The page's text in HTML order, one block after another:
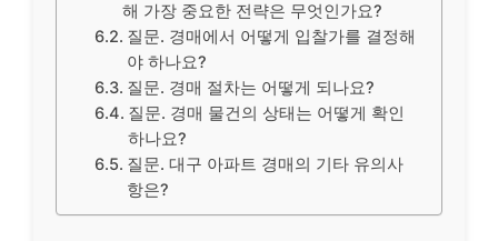
해 가장 중요한 전략은 무엇인가요?
질문. 경매에서 어떻게 입찰가를 결정해
야 하나요?
질문. 경매 절차는 어떻게 되나요?
질문. 경매 물건의 상태는 어떻게 확인
하나요?
질문. 대구 아파트 경매의 기타 유의사
항은?